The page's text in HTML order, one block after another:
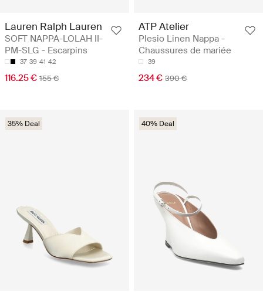
Lauren Ralph Lauren
SOFT NAPPA-LOLAH II-
PM-SLG - Escarpins
37 39 41 42
116.25 € 155 €
ATP Atelier
Plesio Linen Nappa -
Chaussures de mariée
39
234 € 390 €
35% Deal 40% Deal